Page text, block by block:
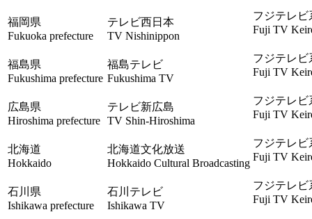
福岡県
Fukuoka prefecture
テレビ西日本
TV Nishinippon
フジテレビ
Fuji TV
福島県
Fukushima prefecture
福島テレビ
Fukushima TV
フジテレビ
Fuji TV
広島県
Hiroshima prefecture
テレビ新広島
TV Shin-Hiroshima
フジテレビ
Fuji TV
北海道
Hokkaido
北海道文化放送
Hokkaido Cultural Broadcasting
フジテレビ
Fuji TV
石川県
Ishikawa prefecture
石川テレビ
Ishikawa TV
フジテレビ
Fuji TV